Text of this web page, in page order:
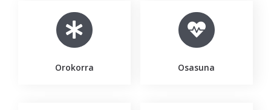
Orokorra Osasuna